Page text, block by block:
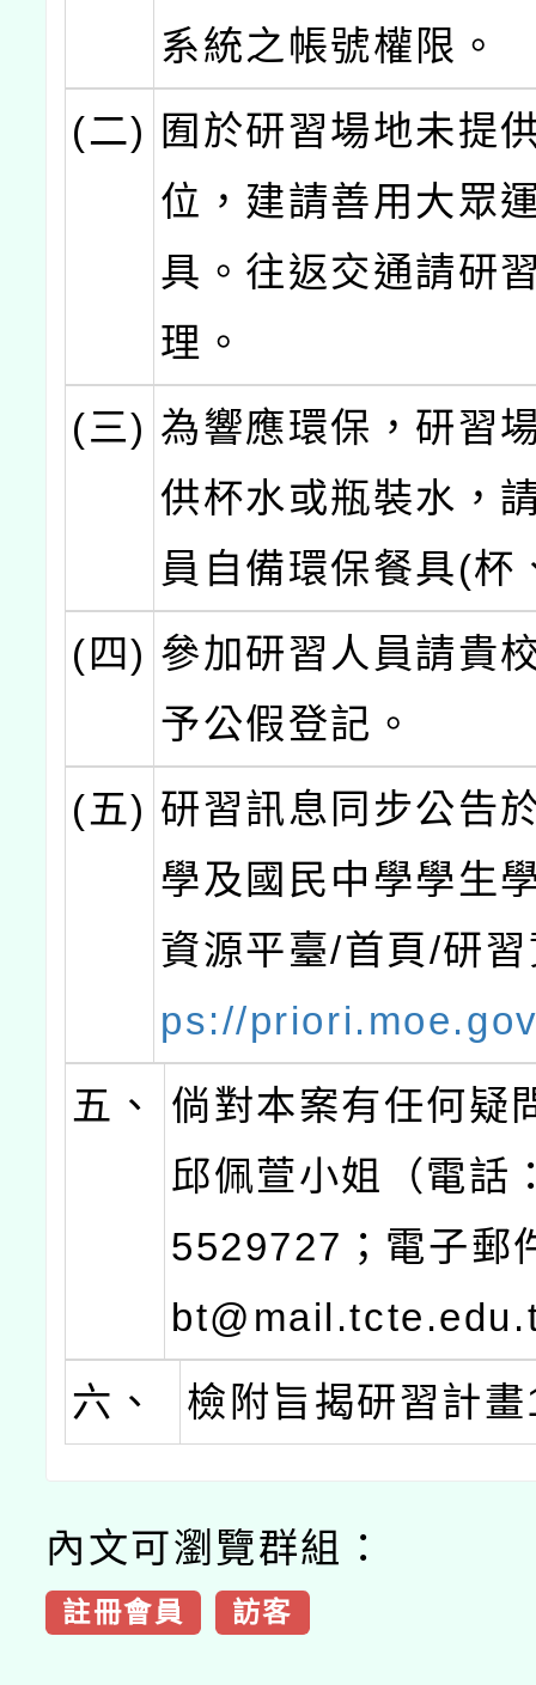
系統之帳號權限。
(二) 囿於研習場地未提
位，建請善用大眾
具。往返交通請研
理。
(三) 為響應環保，研習
供杯水或瓶裝水，
員自備環保餐具(杯
(四) 參加研習人員請貴
予公假登記。
(五) 研習訊息同步公告
學及國民中學學生
資源平臺/首頁/研
ps://
五、
倘對本案有任何疑
邱佩萱小姐（電話
5529727；電子郵
六、
檢附旨揭研習計
內文可瀏覽群組：
註冊會員 訪客